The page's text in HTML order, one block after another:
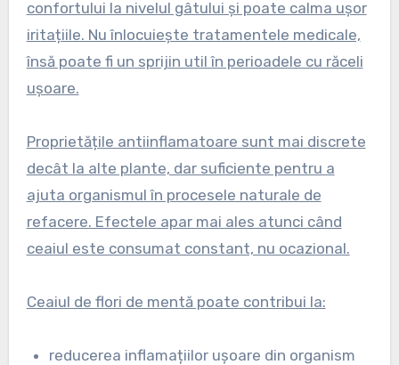
confortului la nivelul gâtului și poate calma ușor
iritațiile. Nu înlocuiește tratamentele medicale,
însă poate fi un sprijin util în perioadele cu răceli
ușoare.
Proprietățile antiinflamatoare sunt mai discrete
decât la alte plante, dar suficiente pentru a
ajuta organismul în procesele naturale de
refacere. Efectele apar mai ales atunci când
ceaiul este consumat constant, nu ocazional.
Ceaiul de flori de mentă poate contribui la:
reducerea inflamațiilor ușoare din organism